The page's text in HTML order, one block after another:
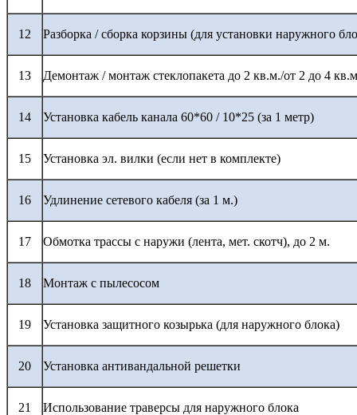
12 Разборка / сборка корзины (для установки наружного
13 Демонтаж / монтаж стеклопакета до 2 кв.м./от 2 до 4
14 Установка кабель канала 60*60 / 10*25 (за 1 метр)
15 Установка эл. вилки (если нет в комплекте)
16 Удлинение сетевого кабеля (за 1 м.)
17 Обмотка трассы с наружи (лента, мет. скотч), до 2 м.
18 Монтаж с пылесосом
19 Установка защитного козырька (для наружного блока)
20 Установка антивандальной решетки
21 Использование траверсы для наружного блока